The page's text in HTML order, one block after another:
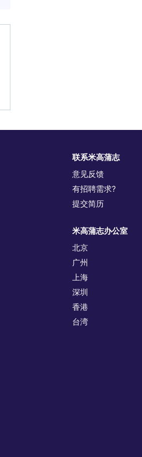
联系米高蒲志
意见反馈
有招聘需求?
提交简历
米高蒲志办公室
北京
广州
上海
深圳
香港
台湾